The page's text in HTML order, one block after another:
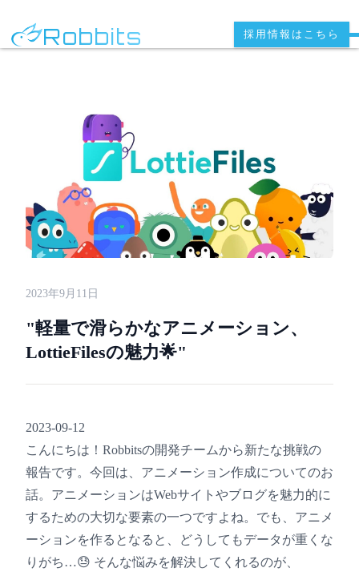
Robbits 採用情報はこちら
2023年9月11日
"軽量で滑らかなアニメーション、
LottieFilesの魅力🌟"
2023-09-12
こんにちは！Robbitsの開発チームから新たな挑戦の
報告です。今回は、アニメーション作成についてのお
話。アニメーションはWebサイトやブログを魅力的に
するための大切な要素の一つですよね。でも、アニメ
ーションを作るとなると、どうしてもデータが重くな
りがち…😓 そんな悩みを解決してくれるのが、